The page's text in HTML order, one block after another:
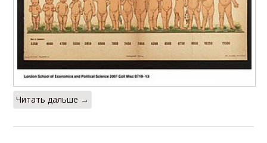
Читать дальше →